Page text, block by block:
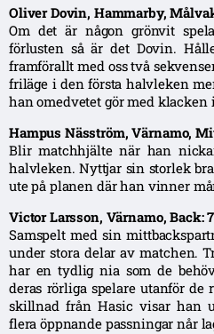
Oliver Dovin, Hammarby,
Om det är någon grönvit
förlusten så är det Dovin.
framförallt med oss två
friläge i den första halvleken
han omedvetet gör med klacken
Hampus Näsström, Värnamo,
Blir matchhjälte när han
halvleken. Nyttjar sin storlek
ute på planen där han vinner
Victor Larsson, Värnamo, Back: 7
Samspelt med sin
under stora delar av matchen.
har en tydlig nia som de
deras rörliga spelare utanför
skillnad från Hasic visar han
flera öppnande passningar når